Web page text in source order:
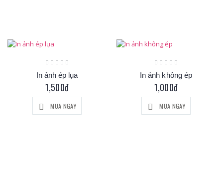
In ảnh ép lụa
1,500đ
MUA NGAY
In ảnh không ép
1,000đ
MUA NGAY